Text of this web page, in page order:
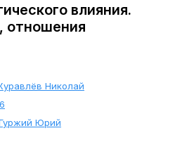
влияния.
отношения
Николай
Юрий